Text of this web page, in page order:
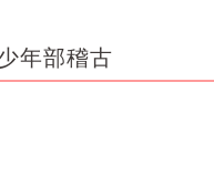
年部稽古